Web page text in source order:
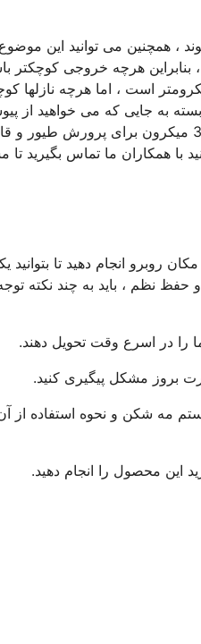
، همچنین می توانید این موضوع
هرچه خروجی کوچکتر
شده و رطوبت کمتر سطح را احساس خواهید کرد. اندازه نازلها معمولاً 10 تا 100 میکرومتر است ، اما هرچه
به جایی که می خواهید از
استفاده کنید ، یکی از بهترین انواع را انتخاب و خریداری کنید. به عنوان مثال ، استفاده از نازل 20 تا 30 میکرون برای
با همکاران ما تماس بگیرید تا
روبرو انجام دهید تا بتوانید
و حفظ نظم ، باید به چند نکته
را در اسرع وقت تحویل دهند.
بروز مشکل پیگیری کنید.
مه شکن و نحوه استفاده از
این محصول را انجام دهید.